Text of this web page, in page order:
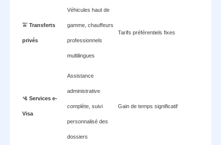
🚖 Transferts
privés
Véhicules haut de
gamme, chauffeurs
professionnels
multilingues
Tarifs préférentiels fixes
🛂 Services e-
Visa
Assistance
administrative
complète, suivi
personnalisé des
dossiers
Gain de temps significatif